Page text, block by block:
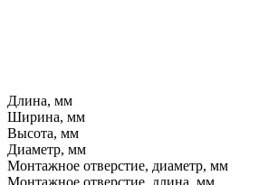
Длина, мм
Ширина, мм
Высота, мм
Диаметр, мм
Монтажное отверстие, диаметр, мм
Монтажное отверстие, длина, мм